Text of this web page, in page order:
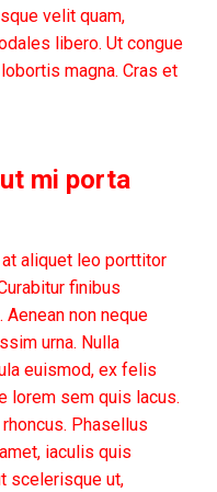
velit quam,
libero. Ut congue
magna. Cras et
mi porta
aliquet leo porttitor
finibus
non neque
urna. Nulla
euismod, ex felis
lorem sem quis lacus.
Phasellus
iaculis quis
scelerisque ut,